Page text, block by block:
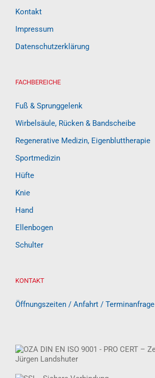
Kontakt
Impressum
Datenschutzerklärung
FACHBEREICHE
Fuß & Sprunggelenk
Wirbelsäule, Rücken & Bandscheibe
Regenerative Medizin, Eigenbluttherapie
Sportmedizin
Hüfte
Knie
Hand
Ellenbogen
Schulter
KONTAKT
Öffnungszeiten / Anfahrt / Terminanfrage